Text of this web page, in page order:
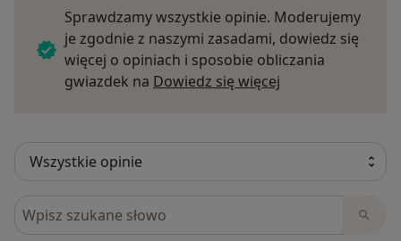
Sprawdzamy wszystkie opinie. Moderujemy
je zgodnie z naszymi zasadami, dowiedz się
więcej o opiniach i sposobie obliczania
gwiazdek na Dowiedz się więcej
Szukaj w opiniach